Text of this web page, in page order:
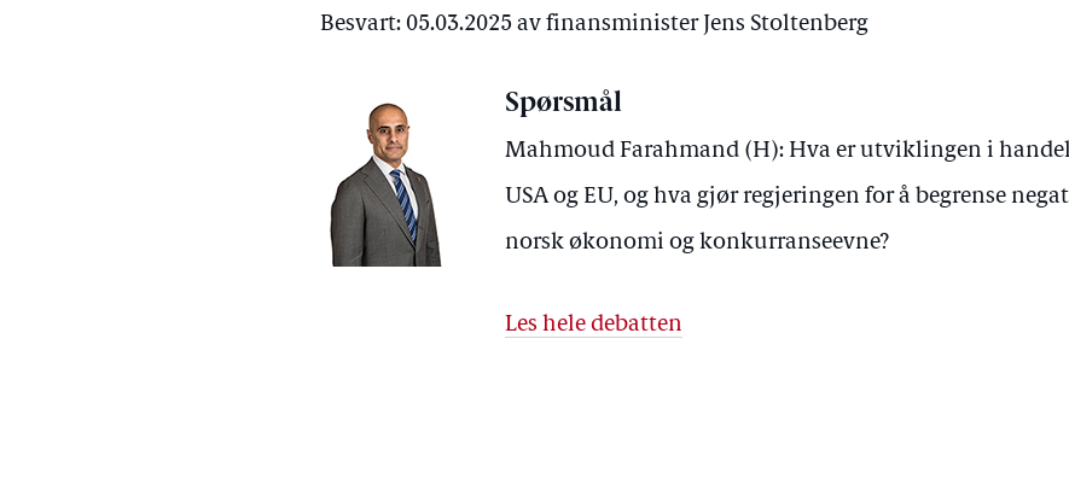
Besvart: 05.03.2025 av finansminister Jens Stoltenberg
Spørsmål
Mahmoud Farahmand (H): Hva er utviklingen i
USA og EU, og hva gjør regjeringen for å begrense
norsk økonomi og konkurranseevne?
Les hele debatten